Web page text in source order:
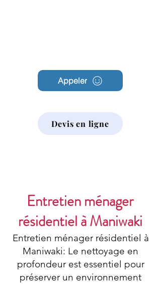
Appeler
Devis en ligne
Entretien ménager
résidentiel à Maniwaki
Entretien ménager résidentiel à
Maniwaki: Le nettoyage en
profondeur est essentiel pour
préserver un environnement